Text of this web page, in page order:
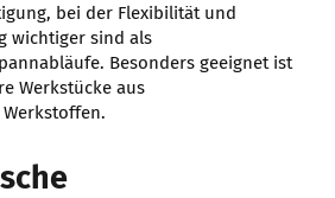
bei der Flexibilität und
wichtiger sind als
Besonders geeignet ist
Werkstücke aus